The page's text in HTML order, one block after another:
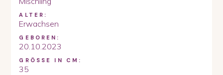
ALTER:
Erwachsen
GEBOREN:
20.10.2023
GRÖSSE IN CM:
35